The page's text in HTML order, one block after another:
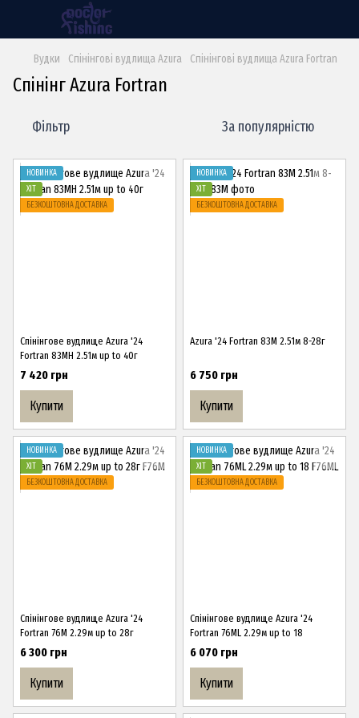
Вудки Спінінгові вудлища Azura Спінінгові вудлища Azura Fortran
Спінінг Azura Fortran
Фільтр За популярністю
НОВИНКА
ХІТ
БЕЗКОШТОВНА ДОСТАВКА
Спінінгове вудлище Azura '24
Fortran 83MH 2.51м up to 40г
7 420 грн
Купити
НОВИНКА
ХІТ
БЕЗКОШТОВНА ДОСТАВКА
Azura '24 Fortran 83M 2.51м 8-28г
6 750 грн
Купити
НОВИНКА
ХІТ
БЕЗКОШТОВНА ДОСТАВКА
Спінінгове вудлище Azura '24
Fortran 76M 2.29м up to 28г
6 300 грн
Купити
НОВИНКА
ХІТ
БЕЗКОШТОВНА ДОСТАВКА
Спінінгове вудлище Azura '24
Fortran 76ML 2.29м up to 18
6 070 грн
Купити